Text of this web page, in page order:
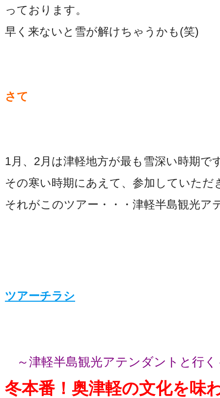
っております。
早く来ないと雪が解けちゃうかも(笑)
さて
1月、2月は津軽地方が最も雪深い時期で
その寒い時期にあえて、参加していた
それがこのツアー・・・津軽半島観光ア
ツアーチラシ
～津軽半島観光アテンダントと行く
冬本番！奥津軽の文化を